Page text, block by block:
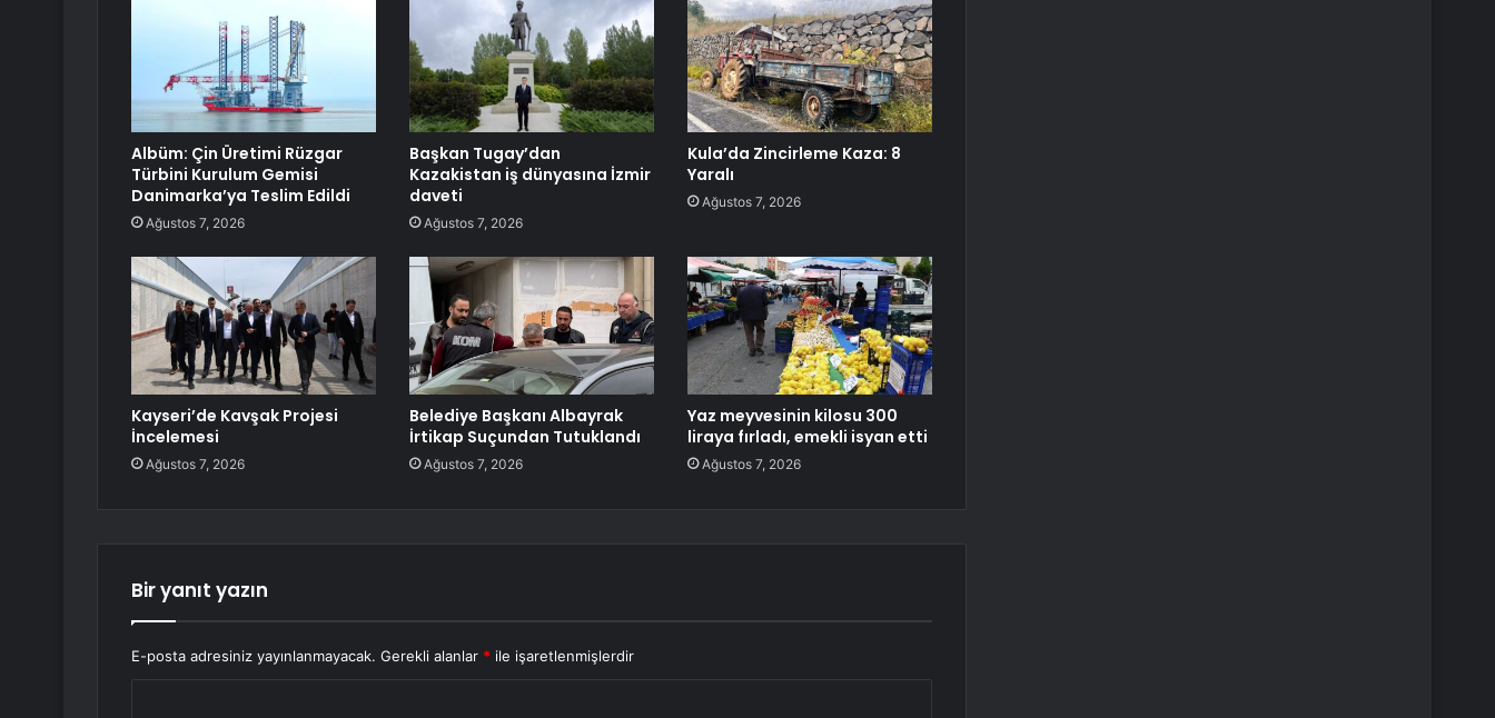
Albüm: Çin Üretimi Rüzgar
Türbini Kurulum Gemisi
Danimarka’ya Teslim Edildi
Ağustos 7, 2026
Başkan Tugay’dan
Kazakistan iş dünyasına İzmir
daveti
Ağustos 7, 2026
Kula’da Zincirleme Kaza: 8
Yaralı
Ağustos 7, 2026
Kayseri’de Kavşak Projesi
İncelemesi
Ağustos 7, 2026
Belediye Başkanı Albayrak
İrtikap Suçundan Tutuklandı
Ağustos 7, 2026
Yaz meyvesinin kilosu 300
liraya fırladı, emekli isyan etti
Ağustos 7, 2026
Bir yanıt yazın
E-posta adresiniz yayınlanmayacak. Gerekli alanlar * ile işaretlenmişlerdir